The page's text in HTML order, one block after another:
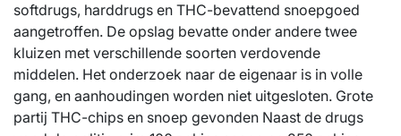
softdrugs, harddrugs en THC-bevattend snoepgoed
aangetroffen. De opslag bevatte onder andere twee
kluizen met verschillende soorten verdovende
middelen. Het onderzoek naar de eigenaar is in volle
gang, en aanhoudingen worden niet uitgesloten. Grote
partij THC-chips en snoep gevonden Naast de drugs